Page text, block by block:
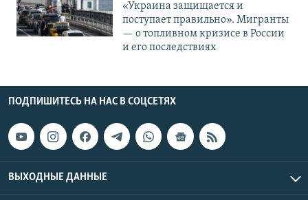
«Украина защищается и
поступает правильно». Мигранты
— о топливном кризисе в России
и его последствиях
ПОДПИШИТЕСЬ НА НАС В СОЦСЕТЯХ
ВЫХОДНЫЕ ДАННЫЕ